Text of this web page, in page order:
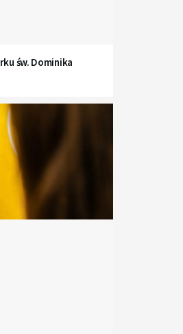
św. Dominika